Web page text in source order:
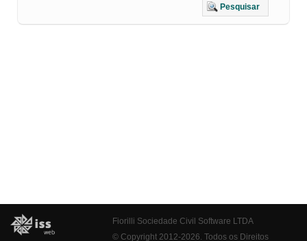
Pesquisar
Fiorilli Sociedade Civil Software LTDA
© Copyright 2012-2026. Todos os Direitos